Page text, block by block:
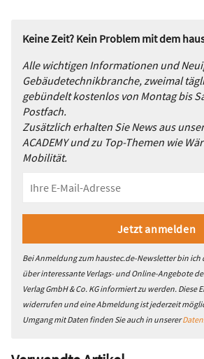
Keine Zeit? Kein Problem mit dem
Alle wichtigen Informationen und
Gebäudetechnikbranche, zweimal
gebündelt kostenlos von Montag bis
Postfach.
Zusätzlich erhalten Sie News aus
ACADEMY und zu Top-Themen wie
Mobilität.
Bei Anmeldung zum haustec.de-Newsletter bin
über interessante Verlags- und Online-Angebote
Verlag GmbH & Co. KG informiert zu werden. Diese
widerrufen und eine Abmeldung ist jederzeit
Umgang mit Daten finden Sie auch in unserer